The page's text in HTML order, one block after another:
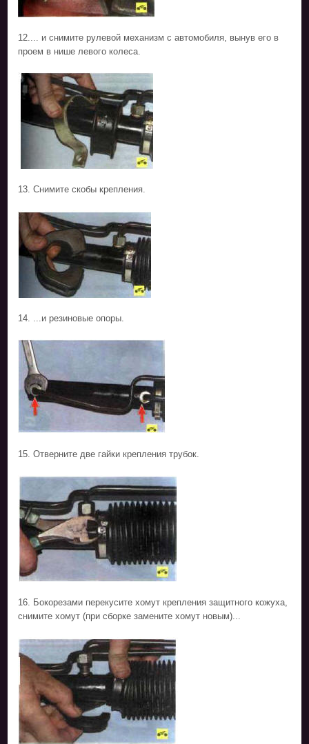
12.... и снимите рулевой механизм с автомобиля, вынув его в
проем в нише левого колеса.
13. Снимите скобы крепления.
14. ...и резиновые опоры.
15. Отверните две гайки крепления трубок.
16. Бокорезами перекусите хомут крепления защитного кожуха,
снимите хомут (при сборке замените хомут новым)...